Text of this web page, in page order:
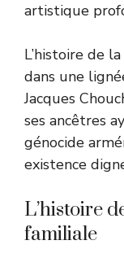
artistique
L’histoire de
dans une
Jacques
ses ancêtres
génocide
existence
L’histoire
familiale